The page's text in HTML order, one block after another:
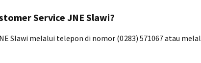
Service JNE Slawi?
Slawi melalui telepon di nomor (0283) 571067 atau